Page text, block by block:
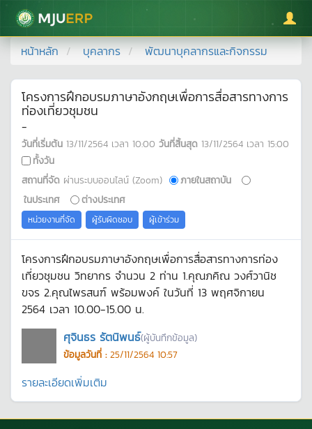
มหาวิทยาลัยแม่โจ้
หน้าหลัก บุคลากร พัฒนาบุคลากรและกิจกรรม
โครงการฝึกอบรมภาษาอังกฤษเพื่อการสื่อสารทางการ
ท่องเที่ยวชุมชน
-
วันที่เริ่มต้น 13/11/2564 เวลา 10:00 วันที่สิ้นสุด 13/11/2564 เวลา 15:00
ทั้งวัน
สถานที่จัด ผ่านระบบออนไลน์ (Zoom)
ภายในสถาบัน
ในประเทศ
ต่างประเทศ
หน่วยงานที่จัด ผู้รับผิดชอบ ผู้เข้าร่วม
โครงการฝึกอบรมภาษาอังกฤษเพื่อการสื่อสารทางการท่อง
เที่ยวชุมชน วิทยากร จำนวน 2 ท่าน 1.คุณภคิณ วงศ์วานิช
ขจร 2.คุณไพรสนฑ์ พร้อมพงค์ ในวันที่ 13 พฤศจิกายน
2564 เวลา 10.00-15.00 น.
ศุจินธร รัตนิพนธ์(ผู้บันทึกข้อมูล)
ข้อมูลวันที่ : 25/11/2564 10:57
รายละเอียดเพิ่มเติม